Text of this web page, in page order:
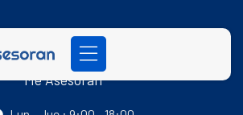
Me Asesoran